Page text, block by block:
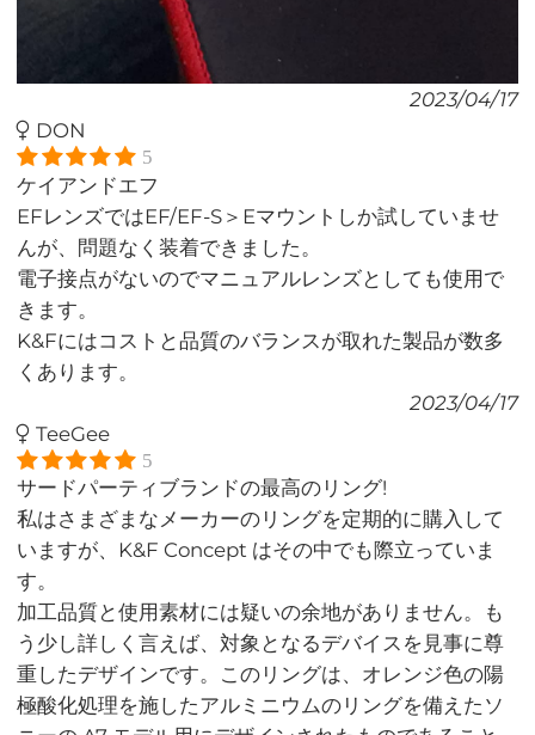
2023/04/17
DON
5
ケイアンドエフ
EFレンズではEF/EF-S＞Eマウントしか試していませ
んが、問題なく装着できました。
電子接点がないのでマニュアルレンズとしても使用で
きます。
K&Fにはコストと品質のバランスが取れた製品が数多
くあります。
2023/04/17
TeeGee
5
サードパーティブランドの最高のリング!
私はさまざまなメーカーのリングを定期的に購入して
いますが、K&F Concept はその中でも際立っていま
す。
加工品質と使用素材には疑いの余地がありません。も
う少し詳しく言えば、対象となるデバイスを見事に尊
重したデザインです。このリングは、オレンジ色の陽
極酸化処理を施したアルミニウムのリングを備えたソ